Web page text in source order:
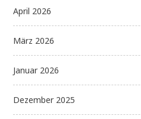
April 2026
März 2026
Januar 2026
Dezember 2025